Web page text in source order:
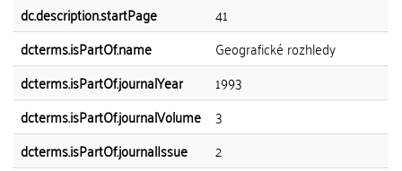
dc.description.startPage
41
dcterms.isPartOf.name
Geografické rozhledy
dcterms.isPartOf.journalYear
1993
dcterms.isPartOf.journalVolume 3
dcterms.isPartOf.journalIssue
2